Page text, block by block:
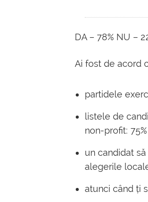
DA – 78% NU –
Ai fost de acord
partidele
listele de
non-profit: 75%
un candidat
alegerile
atunci când ți